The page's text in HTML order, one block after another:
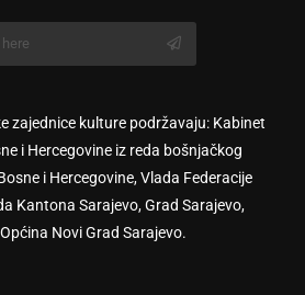
zajednice kulture podržavaju: Kabinet
i Hercegovine iz reda bošnjačkog
i Hercegovine, Vlada Federacije
Kantona Sarajevo, Grad Sarajevo,
Novi Grad Sarajevo.